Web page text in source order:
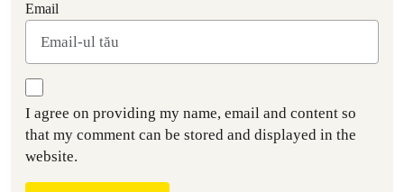
Email
I agree on providing my name, email and content so
that my comment can be stored and displayed in the
website.